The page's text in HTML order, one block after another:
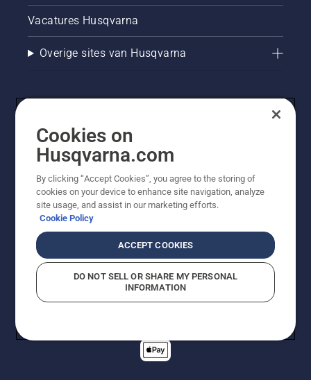
Vacatures Husqvarna
Overige sites van Husqvarna
© Husqvarna AB (publ). Alle rechten voorbehouden. De
getoonde prijzen zijn consumentenadviesprijzen. Alle
tenzij het product beschikbaar is voor directe aankoop.
Cookiebeleid
Imprint
Meld vermoedelijke schendingen
Cookies on
Husqvarna.com
By clicking “Accept Cookies”, you agree to the storing of
cookies on your device to enhance site navigation, analyze
site usage, and assist in our marketing efforts.
Cookie Policy
ACCEPT COOKIES
DO NOT SELL OR SHARE MY PERSONAL
INFORMATION